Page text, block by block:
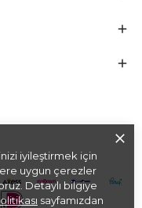
iyileştirmek için
uygun çerezler
Detaylı bilgiye
sayfamızdan